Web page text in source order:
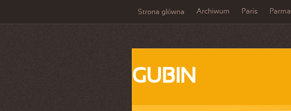
Strona główna Archiwum Paris Parma
GUBIN